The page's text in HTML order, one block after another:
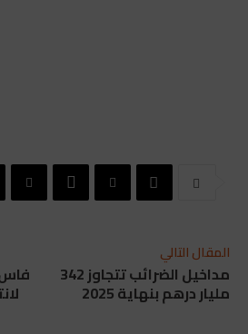
المقال التالي
مداخيل الضرائب تتجاوز 342
مليار درهم بنهاية 2025